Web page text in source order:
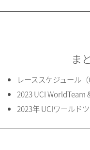
ま
レーススケジュール
2023 UCI WorldTeam
2023年 UCIワールド